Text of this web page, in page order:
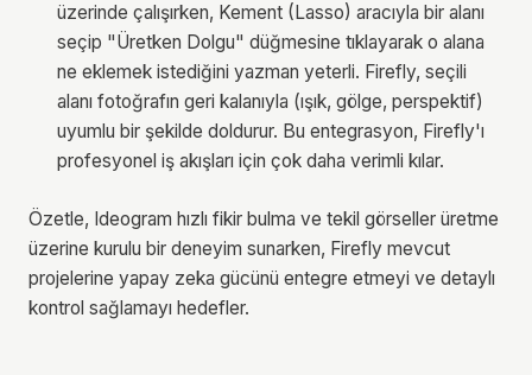
üzerinde çalışırken, Kement (Lasso) aracıyla bir alanı
seçip "Üretken Dolgu" düğmesine tıklayarak o alana
ne eklemek istediğini yazman yeterli. Firefly, seçili
alanı fotoğrafın geri kalanıyla (ışık, gölge, perspektif)
uyumlu bir şekilde doldurur. Bu entegrasyon, Firefly'ı
profesyonel iş akışları için çok daha verimli kılar.
Özetle, Ideogram hızlı fikir bulma ve tekil görseller üretme
üzerine kurulu bir deneyim sunarken, Firefly mevcut
projelerine yapay zeka gücünü entegre etmeyi ve detaylı
kontrol sağlamayı hedefler.